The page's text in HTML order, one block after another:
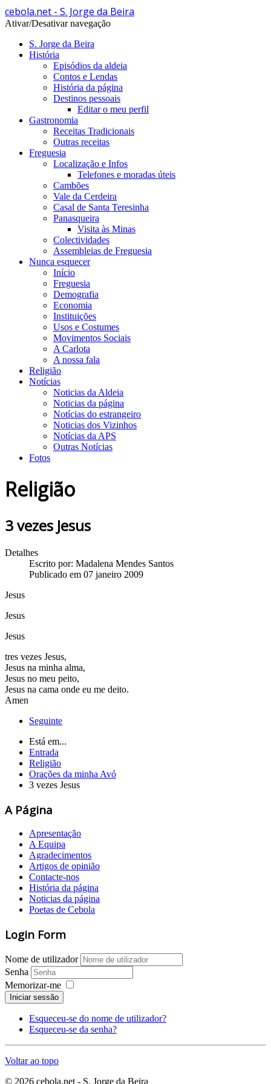
cebola.net - S. Jorge da Beira
Ativar/Desativar navegação
S. Jorge da Beira
História
Episódios da aldeia
Contos e Lendas
História da página
Destinos pessoais
Editar o meu perfil
Gastronomia
Receitas Tradicionais
Outras receitas
Freguesia
Localização e Infos
Telefones e moradas úteis
Cambões
Vale da Cerdeira
Casal de Santa Teresinha
Panasqueira
Visita às Minas
Colectividades
Assembleias de Freguesia
Nunca esquecer
Início
Freguesia
Demografia
Economia
Instituições
Usos e Costumes
Movimentos Sociais
A Carlota
A nossa fala
Religião
Notícias
Noticias da Aldeia
Noticias da página
Notícias do estrangeiro
Noticias dos Vizinhos
Notícias da APS
Outras Notícias
Fotos
Religião
3 vezes Jesus
Detalhes
Escrito por: Madalena Mendes Santos
Publicado em 07 janeiro 2009
Jesus
Jesus
Jesus
tres vezes Jesus,
Jesus na minha alma,
Jesus no meu peito,
Jesus na cama onde eu me deito.
Amen
Seguinte
Está em...
Entrada
Religião
Orações da minha Avó
3 vezes Jesus
A Página
Apresentação
A Equipa
Agradecimentos
Artigos de opinião
Contacte-nos
História da página
Noticias da página
Poetas de Cebola
Login Form
Nome de utilizador
Senha
Memorizar-me
Iniciar sessão
Esqueceu-se do nome de utilizador?
Esqueceu-se da senha?
Voltar ao topo
© 2026 cebola.net - S. Jorge da Beira